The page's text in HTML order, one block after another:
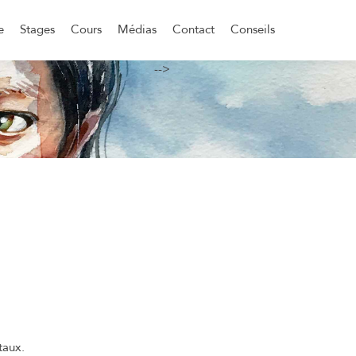
Stages Cours Médias Contact Conseils
-->